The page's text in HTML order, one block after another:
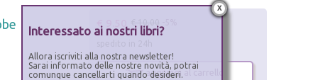
€ 9.50
aggiungi al carrello
x
Interessato ai nostri libri?
Allora iscriviti alla nostra newsletter!
Sarai informato delle nostre novità, potrai
comunque cancellarti quando desideri.